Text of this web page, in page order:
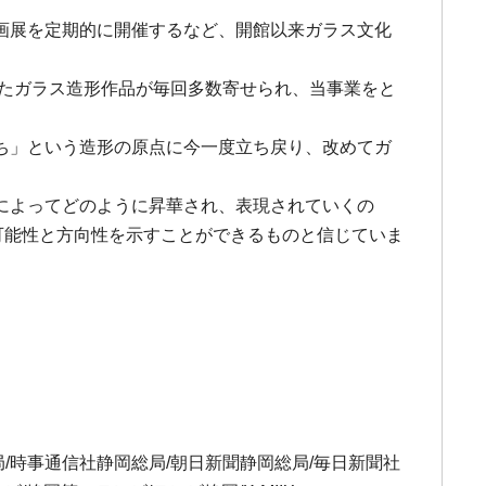
を定期的に開催するなど、開館以来ガラス文化
ラス造形作品が毎回多数寄せられ、当事業をと
という造形の原点に今一度立ち戻り、改めてガ
ってどのように昇華され、表現されていくの
性と方向性を示すことができるものと信じていま
事通信社静岡総局/朝日新聞静岡総局/毎日新聞社